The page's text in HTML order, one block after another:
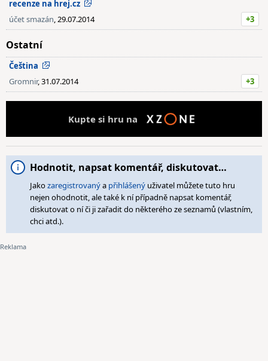
recenze na hrej.cz
účet smazán, 29.07.2014 +3
Ostatní
Čeština
Gromnir, 31.07.2014 +3
Kupte si hru na
Hodnotit, napsat komentář, diskutovat…
Jakozaregistrovanýa přihlášený uživatel můžete tuto hru
nejen ohodnotit, ale také k ní případně napsat komentář,
diskutovat o ní či ji zařadit do některého ze seznamů (vlastním,
chci atd.).